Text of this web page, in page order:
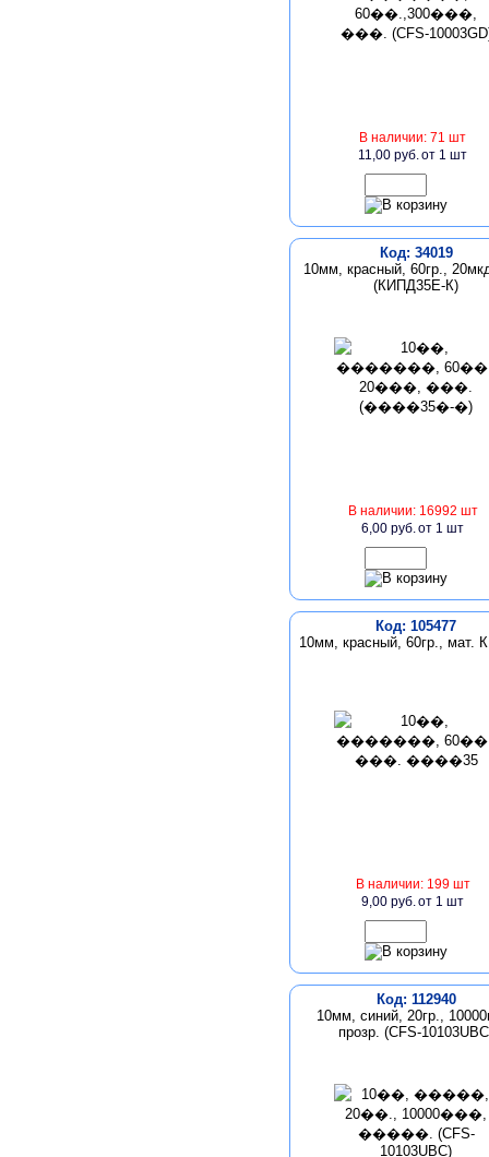
В наличии: 71 шт
11,00 руб.от 1 шт
Код: 34019
10мм, красный, 60гр.,
(КИПД35Е-К)
В наличии: 16992 шт
6,00 руб.от 1 шт
Код: 105477
10мм, красный, 60гр., мат.
В наличии: 199 шт
9,00 руб.от 1 шт
Код: 112940
10мм, синий, 20гр.,
прозр. (CFS-